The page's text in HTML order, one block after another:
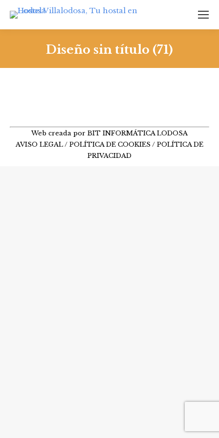
Diseño sin título (71)
Web creada por BIT INFORMÁTICA LODOSA
AVISO LEGAL/ POLÍTICA DE COOKIES / POLÍTICA DE
PRIVACIDAD